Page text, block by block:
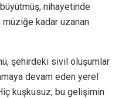
nihayetinde
kadar uzanan
şehirdeki sivil oluşumlar
devam eden yerel
kuşkusuz, bu gelişimin